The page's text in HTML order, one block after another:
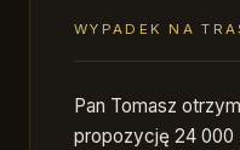
WYPADEK NA
Pan Tomasz
propozycję 24 000